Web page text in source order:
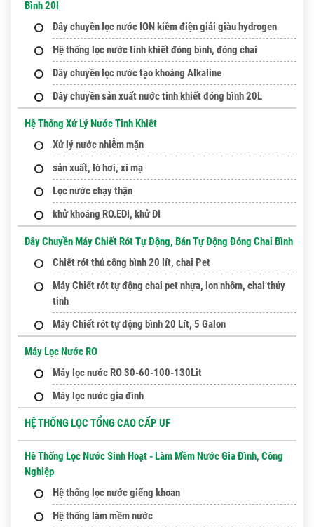
Bình 20l
Dây chuyền lọc nước ION kiềm điện giải giàu hydrogen
Hệ thống lọc nước tinh khiết đóng bình, đóng chai
Dây chuyền lọc nước tạo khoáng Alkaline
Dây chuyền sản xuất nước tinh khiết đóng bình 20L
Hệ Thống Xử Lý Nước Tinh Khiết
Xử lý nước nhiễm mặn
sản xuất, lò hơi, xi mạ
Lọc nước chạy thận
khử khoáng RO.EDI, khử DI
Dây Chuyền Máy Chiết Rót Tự Động, Bán Tự Động Đóng Chai Bình
Chiết rót thủ công bình 20 lít, chai Pet
Máy Chiết rót tự động chai pet nhựa, lon nhôm, chai thủy
tinh
Máy Chiết rót tự động bình 20 Lít, 5 Galon
Máy Lọc Nước RO
Máy lọc nước RO 30-60-100-130Lit
Máy lọc nước gia đình
HỆ THỐNG LỌC TỔNG CAO CẤP UF
Hê Thống Lọc Nước Sinh Hoạt - Làm Mềm Nước Gia Đình, Công
Nghiệp
Hệ thống lọc nước giếng khoan
Hệ thống làm mềm nước